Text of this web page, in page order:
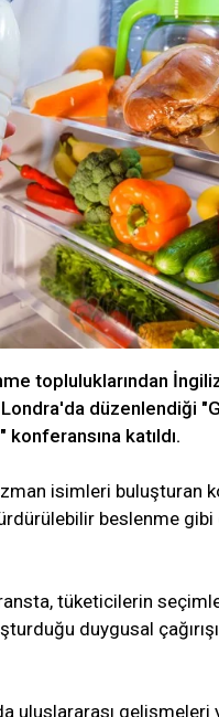
topluluklarından
Londra'da düzenlendiği
katıldı.
isimleri buluşturan
beslenme
tüketicilerin
duygusal
uluslararası gelişmeleri